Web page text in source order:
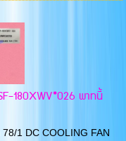
180XWV*026 พาทนี้
1 DC COOLING FAN